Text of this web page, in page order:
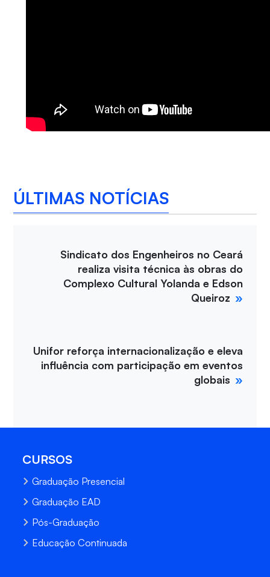
ÚLTIMAS NOTÍCIAS
Sindicato dos Engenheiros no Ceará
realiza visita técnica às obras do
Complexo Cultural Yolanda e Edson
Queiroz
Unifor reforça internacionalização e eleva
influência com participação em eventos
globais
CURSOS
Graduação Presencial
Graduação EAD
Pós-Graduação
Educação Continuada